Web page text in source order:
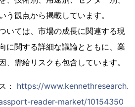
う観点から掲載しています。
いては、市場の成長に関連する現
に関する詳細な議論とともに、業
、需給リスクも包含しています。
： https://www.kennethresearch.
reader-market/10154350